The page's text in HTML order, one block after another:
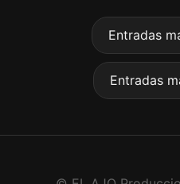
Entradas
Entradas